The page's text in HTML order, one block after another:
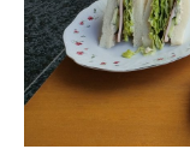
なっています。 こだわりの焼き菓子とコーヒー 店内ですべて手
作りされている焼き
体に優しい焼き菓子
っています。 たくさんある焼き菓子の中でお店の人気メニュー
は、ピスタチオのシューク